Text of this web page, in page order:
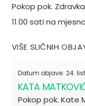
Pokop pok.
11.00 sati na
VIŠE SLIČNIH
Datum objave: 24.
KATA
Pokop pok. Kate